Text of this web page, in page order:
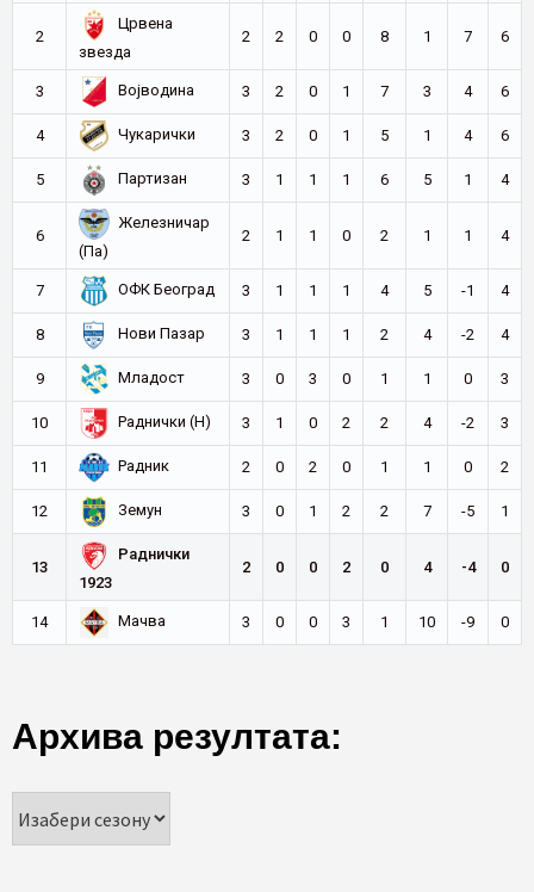
2
Црвена
звезда
2 2 0 0 8 1 7 6
3 Војводина 3 2 0 1 7 3 4 6
4 Чукарички 3 2 0 1 5 1 4 6
5 Партизан 3 1 1 1 6 5 1 4
6
Железничар
(Па)
2 1 1 0 2 1 1 4
7 ОФК Београд 3 1 1 1 4 5 -1 4
8 Нови Пазар 3 1 1 1 2 4 -2 4
9 Младост 3 0 3 0 1 1 0 3
10 Раднички (Н) 3 1 0 2 2 4 -2 3
11 Радник 2 0 2 0 1 1 0 2
12 Земун 3 0 1 2 2 7 -5 1
13
Раднички
1923
2 0 0 2 0 4 -4 0
14 Мачва 3 0 0 3 1 10 -9 0
Архива резултата: